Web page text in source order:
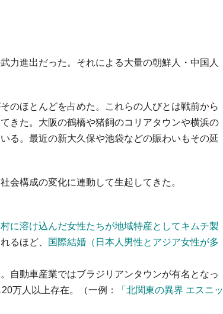
力進出だった。それによる大量の朝鮮人・中国人
のほとんどを占めた。これらの人びとは戦前から
きた。大阪の鶴橋や猪飼のコリアタウンや横浜の
る。最近の新大久保や池袋などの賑わいもその延
会構成の変化に連動して生起してきた。
村に溶け込んだ女性たちが地域特産としてキムチ製
るほど、
国際結婚（日本人男性とアジア女性が多
自動車産業ではブラジリアンタウンが有名となっ
万人以上存在。（一例：
「北関東の異界 エスニッ